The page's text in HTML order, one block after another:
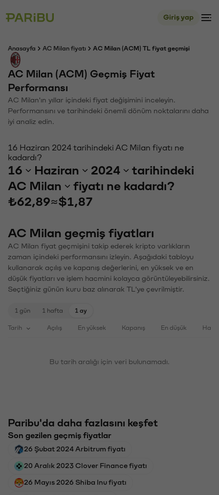
Giriş yap
Anasayfa AC Milan fiyatı AC Milan (ACM) TL fiyat geçmişi
AC Milan (ACM) Geçmiş Fiyat
Performansı
AC Milan'ın yıllar içindeki fiyat değişimini inceleyin.
Performansını ve tarihindeki önemli dönüm noktalarını daha
iyi analiz edin.
16 Haziran 2024 tarihindeki AC Milan fiyatı ne
kadardı?
16 Haziran 2024
tarihindeki
AC Milan
fiyatı ne kadardı?
₺62,89≈$1,87
AC Milan geçmiş fiyatları
AC Milan fiyat geçmişini takip ederek kripto varlıkların
zaman içindeki performansını izleyin. Aşağıdaki tabloyu
kullanarak açılış ve kapanış değerlerini, en yüksek ve en
düşük fiyatları ve işlem hacmini kolayca görüntüleyebilirsiniz.
Seçtiğiniz günün kuru baz alınarak TL'ye çevrilmiştir.
1 gün 1 hafta 1 ay
Tarih Açılış En yüksek Kapanış En düşük
Bu tarih aralığı için veri bulunamadı.
Paribu'da daha fazlasını keşfet
Son gezilen geçmiş fiyatlar
26 Şubat 2024 Arbitrum fiyatı
20 Aralık 2023 Clover Finance fiyatı
26 Mayıs 2026 Shiba Inu fiyatı